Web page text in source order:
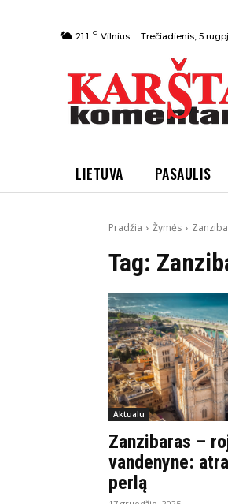
21.1 C Vilnius Trečiadienis, 5
LIETUVA PASAULIS
Pradžia Žymės
Tag:
Aktualu
Zanzibaras –
vandenyne:
perlą